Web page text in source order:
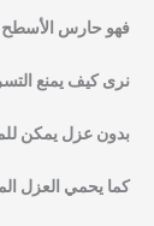
فهو حارس الأسطح
نرى كيف يمنع
بدون عزل يمكن
كما يحمي العزل